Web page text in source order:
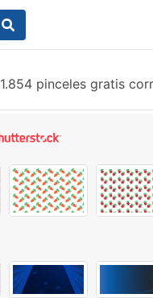
1.854 pinceles gratis